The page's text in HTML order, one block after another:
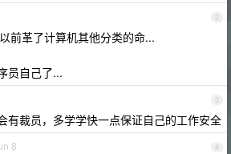
2
前革了计算机其他分类的命...
员自己了...
3
有裁员，多学学快一点保证自己的工作安全
4
8